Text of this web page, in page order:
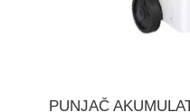
PUNJAČ